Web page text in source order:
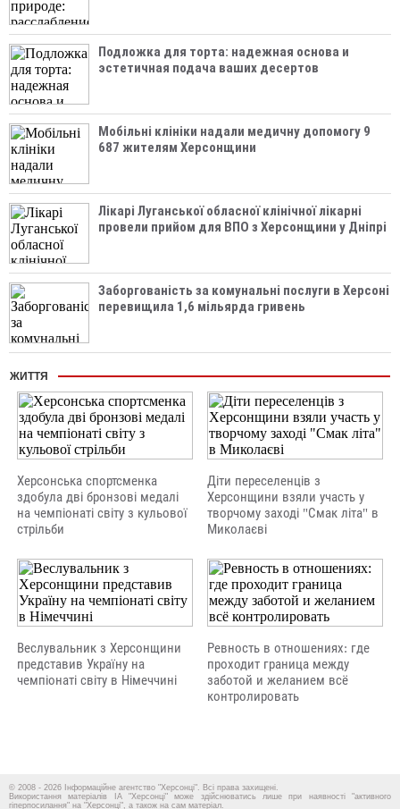
Подложка для торта: надежная основа и
эстетичная подача ваших десертов
Мобільні клініки надали медичну допомогу 9
687 жителям Херсонщини
Лікарі Луганської обласної клінічної лікарні
провели прийом для ВПО з Херсонщини у Дніпрі
Заборгованість за комунальні послуги в Херсоні
перевищила 1,6 мільярда гривень
ЖИТТЯ
Херсонська спортсменка
здобула дві бронзові медалі
на чемпіонаті світу з кульової
стрільби
Діти переселенців з
Херсонщини взяли участь у
творчому заході "Смак літа" в
Миколаєві
Веслувальник з Херсонщини
представив Україну на
чемпіонаті світу в Німеччині
Ревность в отношениях: где
проходит граница между
заботой и желанием всё
контролировать
© 2008 - 2026 Інформаційне агентство "Херсонці". Всі права захищені.
Використання матеріалів ІА "Херсонці" може здійснюватись лише при наявності "активного
гіперпосилання" на "Херсонці", а також на сам матеріал.